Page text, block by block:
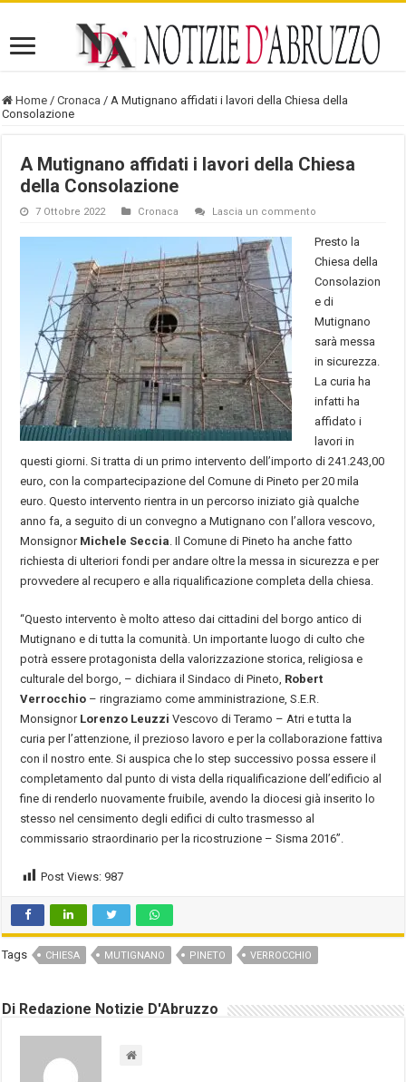
Home / Cronaca / A Mutignano affidati i lavori della Chiesa della
Consolazione
A Mutignano affidati i lavori della Chiesa
della Consolazione
7 Ottobre 2022 Cronaca Lascia un commento
Presto la
Chiesa della
Consolazion
e di
Mutignano
sarà messa
in sicurezza.
La curia ha
infatti ha
affidato i
lavori in
questi giorni. Si tratta di un primo intervento dell’importo di 241.243,00
euro, con la compartecipazione del Comune di Pineto per 20 mila
euro. Questo intervento rientra in un percorso iniziato già qualche
anno fa, a seguito di un convegno a Mutignano con l’allora vescovo,
Monsignor Michele Seccia . Il Comune di Pineto ha anche fatto
richiesta di ulteriori fondi per andare oltre la messa in sicurezza e per
provvedere al recupero e alla riqualificazione completa della chiesa.
“Questo intervento è molto atteso dai cittadini del borgo antico di
Mutignano e di tutta la comunità. Un importante luogo di culto che
potrà essere protagonista della valorizzazione storica, religiosa e
culturale del borgo, – dichiara il Sindaco di Pineto, Robert
Verrocchio – ringraziamo come amministrazione, S.E.R.
MonsignorLorenzo Leuzzi Vescovo di Teramo – Atri e tutta la
curia per l’attenzione, il prezioso lavoro e per la collaborazione fattiva
con il nostro ente. Si auspica che lo step successivo possa essere il
completamento dal punto di vista della riqualificazione dell’edificio al
fine di renderlo nuovamente fruibile, avendo la diocesi già inserito lo
stesso nel censimento degli edifici di culto trasmesso al
commissario straordinario per la ricostruzione – Sisma 2016”.
Post Views: 987
Tags CHIESA MUTIGNANO PINETO VERROCCHIO
Di Redazione Notizie D'Abruzzo